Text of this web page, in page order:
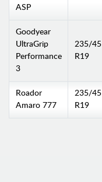
ASP
Goodyear
UltraGrip
Performance
3
235/45
R19
Roador
Amaro 777
235/45
R19